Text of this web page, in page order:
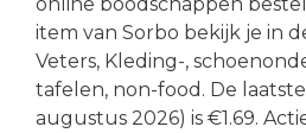
item van Sorbo bekijk je in
Veters, Kleding-,
tafelen, non-food. De
augustus 2026) is €1.69.